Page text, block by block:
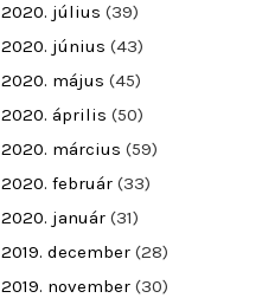
2020. július (39)
2020. június (43)
2020. május (45)
2020. április (50)
2020. március (59)
2020. február (33)
2020. január (31)
2019. december (28)
2019. november (30)